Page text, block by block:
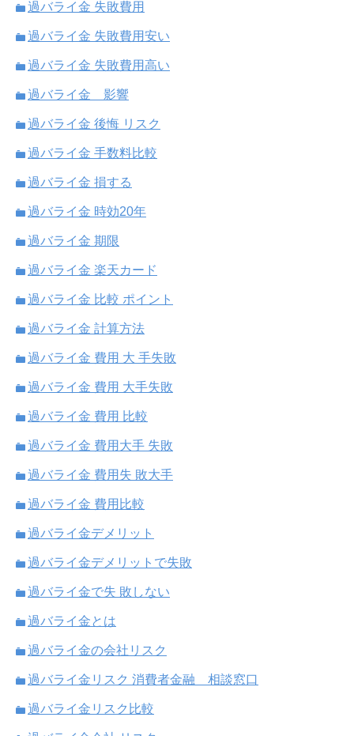
過バライ金 失敗費用
過バライ金 失敗費用安い
過バライ金 失敗費用高い
過バライ金 影響
過バライ金 後悔 リスク
過バライ金 手数料比較
過バライ金 損する
過バライ金 時効20年
過バライ金 期限
過バライ金 楽天カード
過バライ金 比較 ポイント
過バライ金 計算方法
過バライ金 費用 大 手失敗
過バライ金 費用 大手失敗
過バライ金 費用 比較
過バライ金 費用大手 失敗
過バライ金 費用失 敗大手
過バライ金 費用比較
過バライ金デメリット
過バライ金デメリットで失敗
過バライ金で失 敗しない
過バライ金とは
過バライ金の会社リスク
過バライ金リスク 消費者金融 相談窓口
過バライ金リスク比較